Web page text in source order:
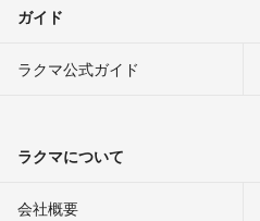
ガイド
ラクマ公式ガイド
ラクマについて
会社概要